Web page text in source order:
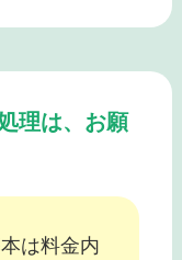
理は、お願
は料金内